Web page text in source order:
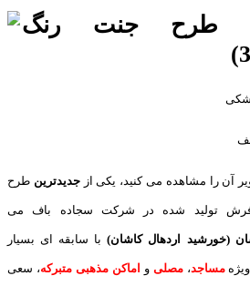
طرح جنت رنگ
آن را مشاهده می کنید، یکی ازجدیدترین طرح
تولید شده در شرکت سجاده باف می
(خورشید اردهال کاشان)با سابقه ای بسیار
ویژهمساجد،مصلی و اماکن مذهبی متبرکه، سعی